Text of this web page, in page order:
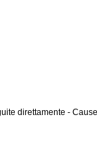
direttamente -